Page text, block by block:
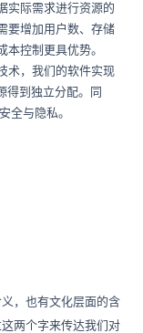
实际需求进行资源的
要增加用户数、存储
控制更具优势。
术，我们的软件实现
得到独立分配。同
全与隐私。
，也有文化层面的含
两个字来传达我们对